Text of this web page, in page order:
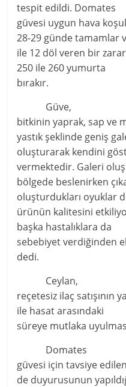
tespit edildi. Domates
güvesi uygun hava
28-29 günde tamamlar
ile 12 döl veren bir
250 ile 260 yumurta
bırakır.
Güve,
bitkinin yaprak, sap ve
yastık şeklinde geniş
oluşturarak kendini
vermektedir. Galeri
bölgede beslenirken
oluşturdukları oyuklar
ürünün kalitesini
başka hastalıklara da
sebebiyet verdiğinden
dedi.
Ceylan,
reçetesiz ilaç satışının
ile hasat arasındaki
süreye mutlaka
Domates
güvesi için tavsiye
de duyurusunun